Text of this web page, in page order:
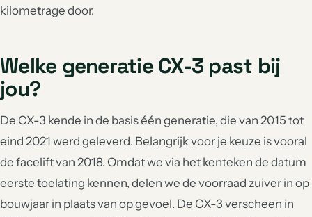
kilometrage door.
Welke generatie CX-3 past bij
jou?
De CX-3 kende in de basis één generatie, die van 2015 tot
eind 2021 werd geleverd. Belangrijk voor je keuze is vooral
de facelift van 2018. Omdat we via het kenteken de datum
eerste toelating kennen, delen we de voorraad zuiver in op
bouwjaar in plaats van op gevoel. De CX-3 verscheen in